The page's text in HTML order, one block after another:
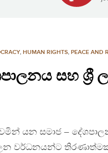
, HUMAN RIGHTS, PEACE AND
සහ ශ්‍රී
යන සමාජ –
වර්ධනයන්ට